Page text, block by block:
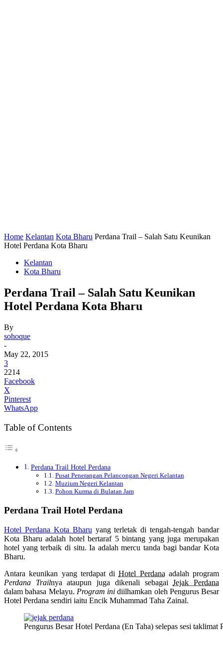
Home Kelantan Kota Bharu Perdana Trail – Salah Satu Keunikan
Hotel Perdana Kota Bharu
Kelantan
Kota Bharu
Perdana Trail – Salah Satu Keunikan
Hotel Perdana Kota Bharu
By
sohoque
-
May 22, 2015
3
2214
Facebook
X
Pinterest
WhatsApp
Table of Contents
Perdana Trail Hotel Perdana
Pusat Penerangan Pelancongan Negeri Kelantan
Muzium Negeri Kelantan
Pohon Kurma di Bulatan Jam
Perdana Trail Hotel Perdana
Hotel Perdana Kota Bharu yang terletak di tengah-tengah bandar
Kota Bharu adalah hotel bertaraf 5 bintang yang juga merupakan
hotel yang terbaik di situ. Ia adalah mercu tanda bagi bandar Kota
Bharu.
Antara keunikan yang terdapat diHotel Perdana adalah program
Perdana Trailnya ataupun juga dikenali sebagaiJejak Perdana
dalam bahasa Melayu. Program ini diilhamkan oleh Pengurus Besar
Hotel Perdana sendiri iaitu Encik Muhammad Taha Zainal.
Pengurus Besar Hotel Perdana (En Taha) selepas sesi taklimat